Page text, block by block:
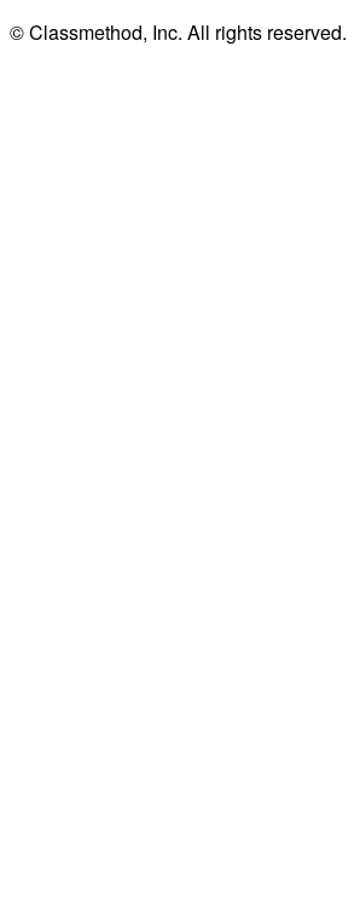
© Classmethod, Inc. All rights reserved.